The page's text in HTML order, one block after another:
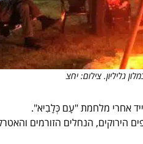
גליליון. צילום: יחצ
הנחלים הזורמים